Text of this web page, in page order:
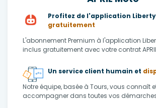
Profitez de l'application Liberty
gratuitement
L'abonnement Premium à l'application
inclus gratuitement avec votre contrat
Un service client humain et
Notre équipe, basée à Tours, vous connaît
accompagner dans toutes vos